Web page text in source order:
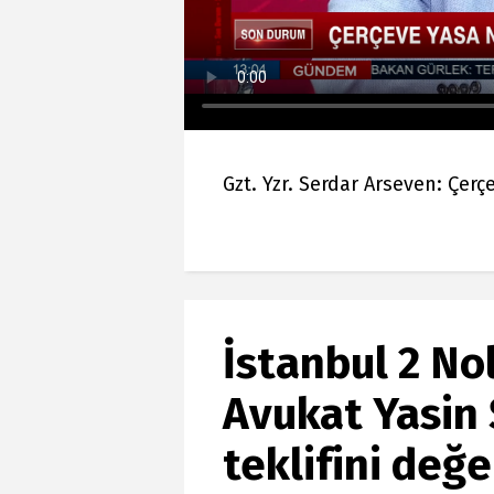
Gzt. Yzr. Serdar Arseven:
İstanbul 2
Avukat Yasin
teklifini